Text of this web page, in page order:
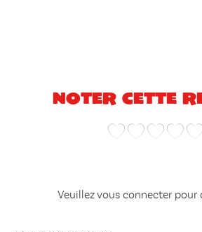
Noter cette
Veuillez vous connecter pour